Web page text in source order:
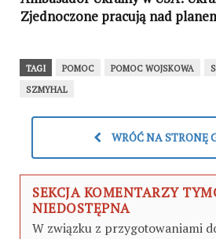
Zjednoczone pracują nad
TAGI POMOC POMOC WOJSKOWA
SZMYHAL
WRÓĆ NA STRONĘ
SEKCJA KOMENTARZY
NIEDOSTĘPNA
W związku z przygotowaniami